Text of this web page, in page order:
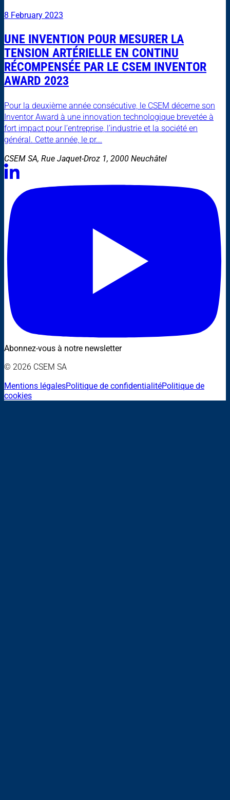
8 February 2023
UNE INVENTION POUR MESURER LA
TENSION ARTÉRIELLE EN CONTINU
RÉCOMPENSÉE PAR LE CSEM INVENTOR
AWARD 2023
Pour la deuxième année consécutive, le CSEM décerne son
Inventor Award à une innovation technologique brevetée à
fort impact pour l’entreprise, l’industrie et la société en
général. Cette année, le pr...
CSEM SA, Rue Jaquet-Droz 1, 2000 Neuchâtel
Abonnez-vous à notre newsletter
© 2026 CSEM SA
Mentions légalesPolitique de confidentialitéPolitique de
cookies